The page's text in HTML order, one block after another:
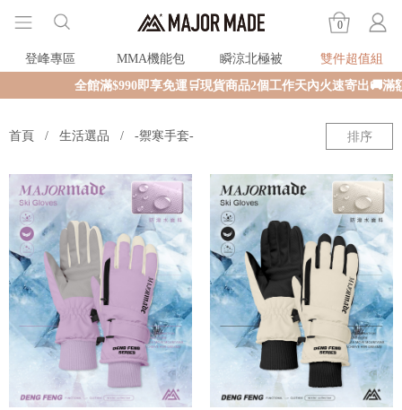
0
登峰專區 MMA機能包 瞬涼北極被
雙件超值組
全館滿$990即享免運🛒現貨商品2個工作天內火速寄出🚚滿
首頁 生活選品 -禦寒手套- 排序